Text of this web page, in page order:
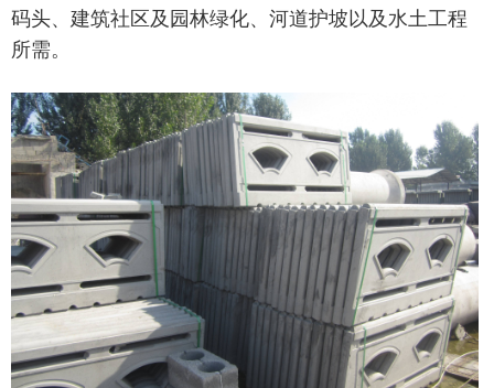
码头、建筑社区及园林绿化、河道护坡以及水土工程
所需。